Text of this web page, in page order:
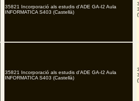
35821 Incorporació als estudis d'ADE GA-I2 Aula
INFORMATICA S403 (Castellà)
35821 Incorporació als estudis d'ADE GA-I2 Aula
INFORMATICA S403 (Castellà)